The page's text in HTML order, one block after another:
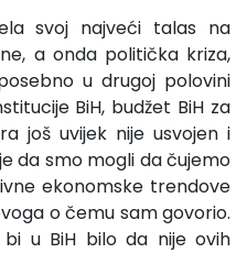
svoj najveći talas na
a onda politička kriza,
u drugoj polovini
BiH, budžet BiH za
još uvijek nije usvojen i
da smo mogli da čujemo
ekonomske trendove
o čemu sam govorio.
u BiH bilo da nije ovih